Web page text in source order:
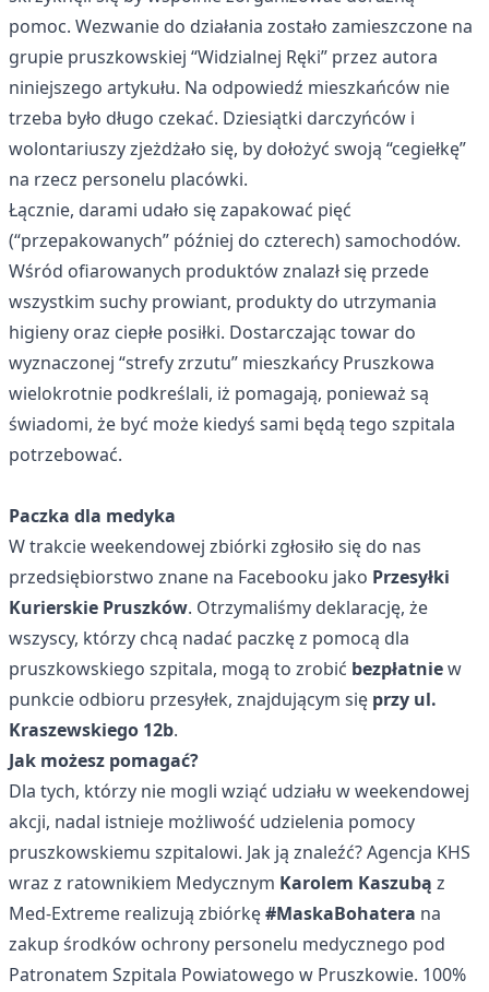
pomoc. Wezwanie do działania zostało zamieszczone na
grupie pruszkowskiej “Widzialnej Ręki” przez autora
niniejszego artykułu. Na odpowiedź mieszkańców nie
trzeba było długo czekać. Dziesiątki darczyńców i
wolontariuszy zjeżdżało się, by dołożyć swoją “cegiełkę”
na rzecz personelu placówki.
Łącznie, darami udało się zapakować pięć
(“przepakowanych” później do czterech) samochodów.
Wśród ofiarowanych produktów znalazł się przede
wszystkim suchy prowiant, produkty do utrzymania
higieny oraz ciepłe posiłki. Dostarczając towar do
wyznaczonej “strefy zrzutu” mieszkańcy Pruszkowa
wielokrotnie podkreślali, iż pomagają, ponieważ są
świadomi, że być może kiedyś sami będą tego szpitala
potrzebować.
Paczka dla medyka
W trakcie weekendowej zbiórki zgłosiło się do nas
przedsiębiorstwo znane na Facebooku jako Przesyłki
Kurierskie Pruszków. Otrzymaliśmy deklarację, że
wszyscy, którzy chcą nadać paczkę z pomocą dla
pruszkowskiego szpitala, mogą to zrobić bezpłatniew
punkcie odbioru przesyłek, znajdującym się przy ul.
Kraszewskiego 12b.
Jak możesz pomagać?
Dla tych, którzy nie mogli wziąć udziału w weekendowej
akcji, nadal istnieje możliwość udzielenia pomocy
pruszkowskiemu szpitalowi. Jak ją znaleźć? Agencja KHS
wraz z ratownikiem Medycznym Karolem Kaszubą z
Med-Extreme realizują zbiórkę#MaskaBohatera na
zakup środków ochrony personelu medycznego pod
Patronatem Szpitala Powiatowego w Pruszkowie. 100%